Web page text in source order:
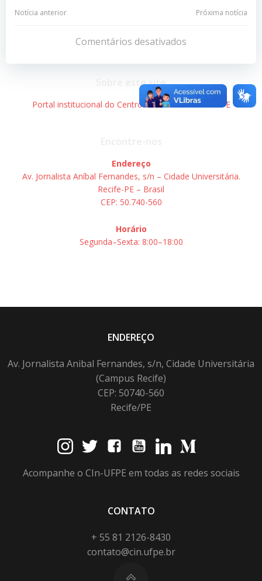
Navegação
Post
Notícia anterior
Navegação
de
Post
Próxima notícia
Comentários desativados
Sobre este site
Portal institucional do Centro de Informática – UFPE
Endereço
Av. Jornalista Aníbal Fernandes, s/n – Cidade Universitária.
Recife-PE – Brasil
CEP: 50.740-560
Horário
Segunda–Sexta: 8:00–18:00
ENDEREÇO
Av. Jornalista Anibal Fernandes, s/n, Cidade Universitária
(Campus Recife)
CEP: 50740-560
Recife/PE
Acompanhe o CIn-UFPE em todas as redes sociais
CONTATO
+ 55 81 2126-8430
contato@cin.ufpe.br